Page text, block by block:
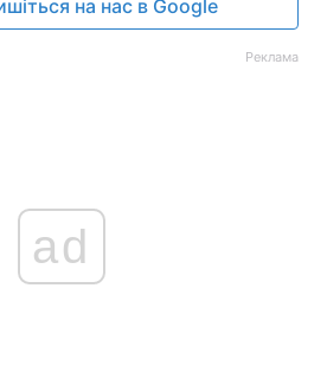
на нас в Google
Реклама
ad